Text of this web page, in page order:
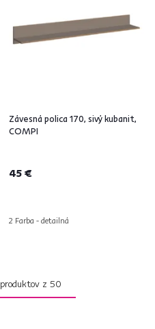
Závesná polica 170, sivý kubanit,
COMPI
45 €
2 Farba - detailná
produktov z 50